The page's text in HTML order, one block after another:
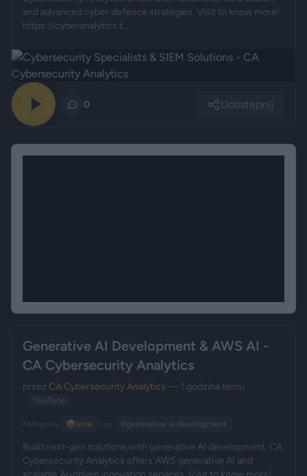
and advanced cyber defence strategies. Visit to know more!
https://cyberanalytics.t...
0 Udostępnij
Generative AI Development & AWS AI -
CA Cybersecurity Analytics
przez CA Cybersecurity Analytics — 1 godzina temu
YouTube
Kategoria: 📦 Inne Tagi: #generative ai development
Build next-gen solutions with generative AI development. CA
Cybersecurity Analytics offers AWS generative AI and